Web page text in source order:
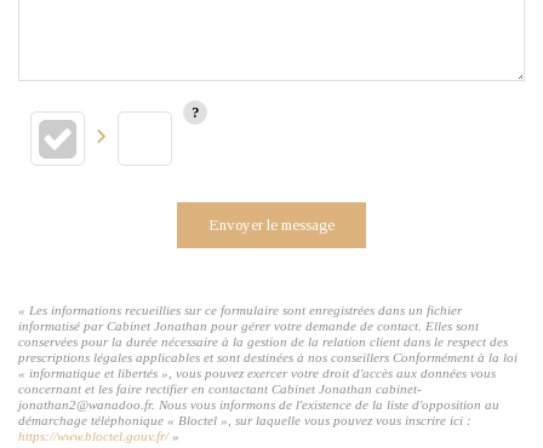
Envoyer le message
« Les informations recueillies sur ce formulaire sont enregistrées dans un fichier
informatisé par Cabinet Jonathan pour gérer votre demande de contact. Elles sont
conservées pour la durée nécessaire à la gestion de la relation client dans le respect des
prescriptions légales applicables et sont destinées à nos conseillers Conformément à la loi
« informatique et libertés », vous pouvez exercer votre droit d'accès aux données vous
concernant et les faire rectifier en contactant Cabinet Jonathan cabinet-
jonathan2@wanadoo.fr. Nous vous informons de l'existence de la liste d'opposition au
démarchage téléphonique « Bloctel », sur laquelle vous pouvez vous inscrire ici :
https://www.bloctel.gouv.fr/»